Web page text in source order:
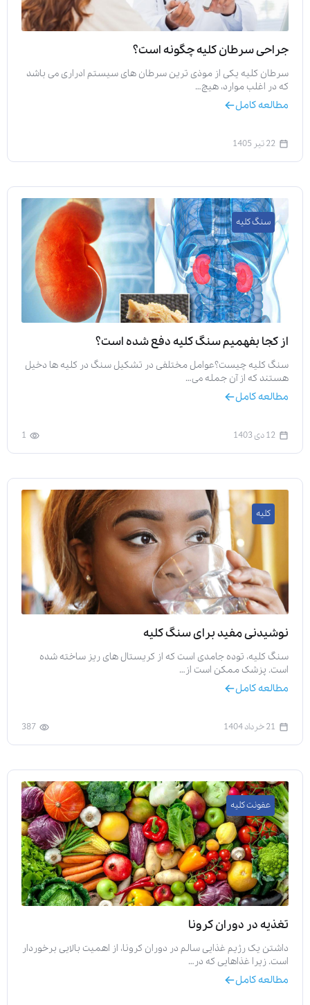
جراحی سرطان کلیه چگونه است؟
سرطان کلیه یکی از موذی ترین سرطان های سیستم ادراری می باشد
که در اغلب موارد، هیچ…
مطالعه کامل
22 تیر 1405
سنگ کلیه
از کجا بفهمیم سنگ کلیه دفع شده است؟
سنگ کلیه چیست؟عوامل مختلفی در تشکیل سنگ در کلیه ها دخیل
هستند که از آن جمله می…
مطالعه کامل
12 دی 1403 1
کلیه
نوشیدنی مفید برای سنگ کلیه
سنگ کلیه، توده جامدی است که از کریستال های ریز ساخته شده
است. پزشک ممکن است از…
مطالعه کامل
21 خرداد 1404 387
عفونت کلیه
تغذیه در دوران کرونا
داشتن یک رژیم غذایی سالم در دوران کرونا، از اهمیت بالایی برخوردار
است. زیرا غذاهایی که در…
مطالعه کامل